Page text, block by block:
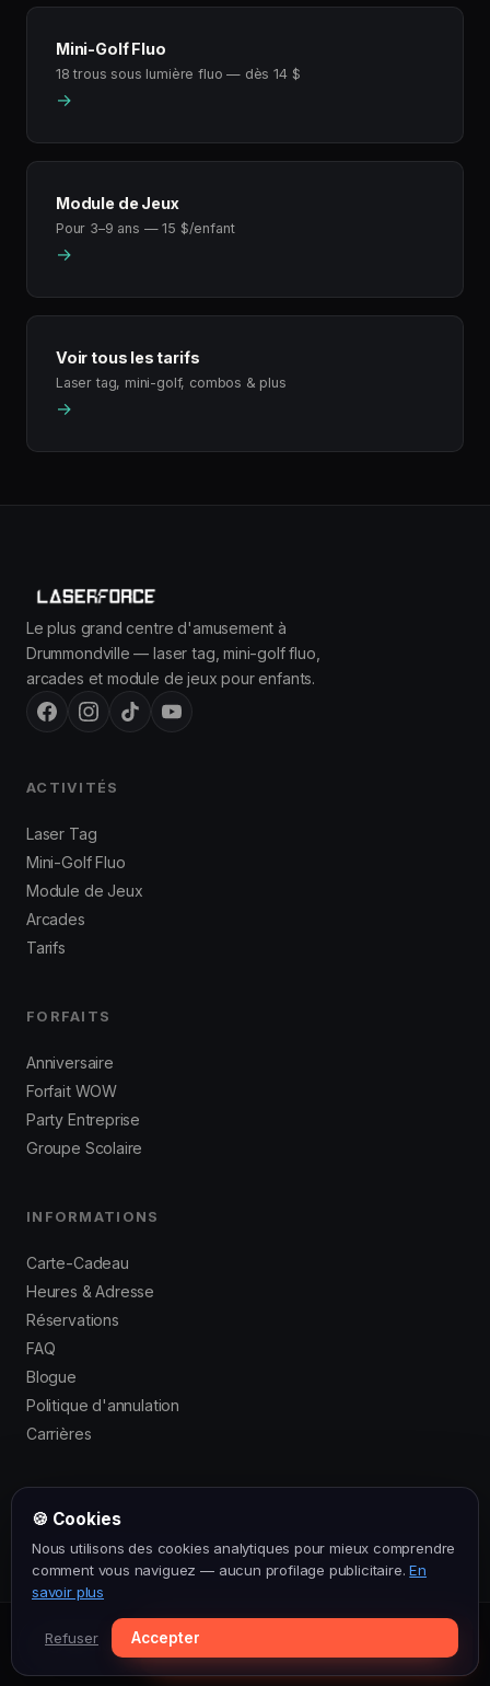
Mini-Golf Fluo
18 trous sous lumière fluo — dès 14 $
→
Module de Jeux
Pour 3–9 ans — 15 $/enfant
→
Voir tous les tarifs
Laser tag, mini-golf, combos & plus
→
Le plus grand centre d'amusement à
Drummondville — laser tag, mini-golf fluo,
arcades et module de jeux pour enfants.
ACTIVITÉS
Laser Tag
Mini-Golf Fluo
Module de Jeux
Arcades
Tarifs
FORFAITS
Anniversaire
Forfait WOW
Party Entreprise
Groupe Scolaire
INFORMATIONS
Carte-Cadeau
Heures & Adresse
Réservations
FAQ
Blogue
Politique d'annulation
Carrières
© 2016–2026 Laser Force Drummondville. Tous droits réservés.
Politique de confidentialité
Conditions générales
Appeler
🍪 Cookies
Nous utilisons des cookies analytiques pour mieux comprendre
comment vous naviguez — aucun profilage publicitaire.En
savoir plus
Refuser Accepter